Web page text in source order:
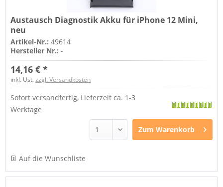
Austausch Diagnostik Akku für iPhone 12 Mini,
neu
Artikel-Nr.:49614
Hersteller Nr.:-
14,16 € *
inkl. Ust.zzgl. Versandkosten
Sofort versandfertig, Lieferzeit ca. 1-3
Werktage
Zum Warenkorb
Auf die Wunschliste